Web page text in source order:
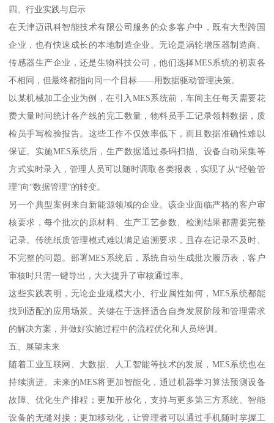
四、行业实践与启示
在天津迈讯科智能技术有限公司服务的众多客户中，既有大型跨国
企业，也有快速成长的本地制造企业。无论是涡轮增压器制造商、
传感器生产企业，还是生物科技公司，他们选择MES系统的初衷各
不相同，但最终都指向同一个目标——用数据驱动管理决策。
以某机械加工企业为例，在引入MES系统前，车间主任每天需要花
费大量时间统计各产线的完工数量，物料员手工记录领料数据，质
检员手写检验报告。这些工作不仅效率低下，而且数据准确性难以
保证。实施MES系统后，生产数据通过条码扫描、设备自动采集等
方式实时录入，管理人员可以随时调取各类报表，实现了从“经验管
理”向“数据管理”的转变。
另一个典型案例来自新能源领域的企业。该企业面临严格的客户审
核要求，每个批次的原材料、生产工艺参数、检测结果都需要完整
记录。传统纸质管理模式难以满足追溯要求，且存在记录不及时、
不完整的问题。部署MES系统后，系统自动生成批次履历表，客户
审核时只需一键导出，大大提升了审核通过率。
这些实践表明，无论企业规模大小、行业属性如何，MES系统都能
找到适配的应用场景。关键在于选择适合自身发展阶段和管理需求
的解决方案，并做好实施过程中的流程优化和人员培训。
五、展望未来
随着工业互联网、大数据、人工智能等技术的发展，MES系统也在
持续演进。未来的MES将更加智能化，通过机器学习算法预测设备
故障、优化生产排程；更加开放化，支持与更多第三方系统、智能
设备的无缝对接；更加移动化，让管理者可以通过手机随时掌握工